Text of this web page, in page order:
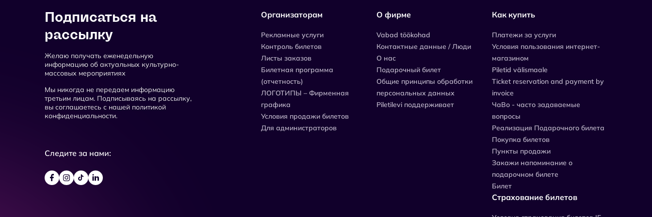
Подписаться на
рассылку
Желаю получать еженедельную
информацию об актуальных культурно-
массовых мероприятиях
Мы никогда не передаем информацию
третьим лицам. Подписываясь на рассылку,
вы соглашаетесь с нашей политикой
конфиденциальности.
Следите за нами:
Организаторам
Рекламные услуги
Контроль билетов
Листы заказов
Билетная программа
(отчетность)
ЛОГОТИПЫ – Фирменная
графика
Условия продажи билетов
Для администраторов
О фирме
Vabad töökohad
Контактные данные / Люди
О нас
Подарочный билет
Общие принципы обработки
персональных данных
Piletilevi поддерживает
Как купить
Платежи за услуги
Условия пользования интернет-
магазином
Piletid välismaale
Ticket reservation and payment by
invoice
ЧаВо - часто задаваемые
вопросы
Реализация Подарочного билета
Покупка билетов
Пункты продажи
Закажи напоминание о
подарочном билете
Билет
Страхование билетов